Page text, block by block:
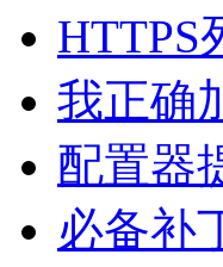
HTTPS
我正确
配置器
必备补